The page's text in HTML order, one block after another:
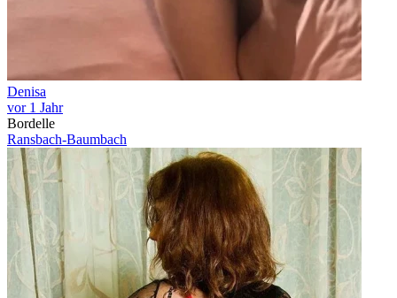
Denisa
vor 1 Jahr
Bordelle
Ransbach-Baumbach